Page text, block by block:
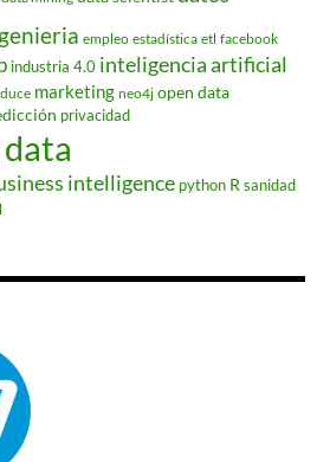
empleo estadística etl facebook
industria 4.0 inteligencia artificial
marketing neo4j open data
privacidad
intelligence python R sanidad